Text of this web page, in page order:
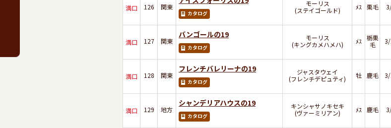
満口 126 関東
カタログ
モーリス
(ステイゴールド)
ﾒｽ 栗毛
満口 127 関東
バンゴールの19
カタログ
モーリス
(キングカメハメハ)
ﾒｽ
栃栗
毛
3/
満口 128 関東
フレンチバレリーナの19
カタログ
ジャスタウェイ
(フレンチデピュティ)
牡 鹿毛
満口 129 地方
シャンデリアハウスの19
カタログ
キンシャサノキセキ
(ヴァーミリアン)
ﾒｽ 鹿毛